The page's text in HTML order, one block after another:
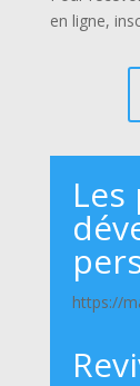
en ligne,
https://